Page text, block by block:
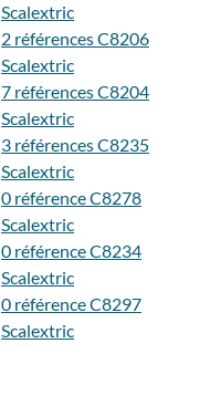
Scalextric
2 références C8206
Scalextric
7 références C8204
Scalextric
3 références C8235
Scalextric
0 référence C8278
Scalextric
0 référence C8234
Scalextric
0 référence C8297
Scalextric